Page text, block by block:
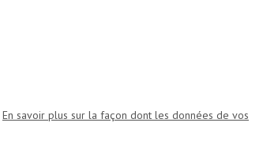
En savoir plus sur la façon dont les données de vos